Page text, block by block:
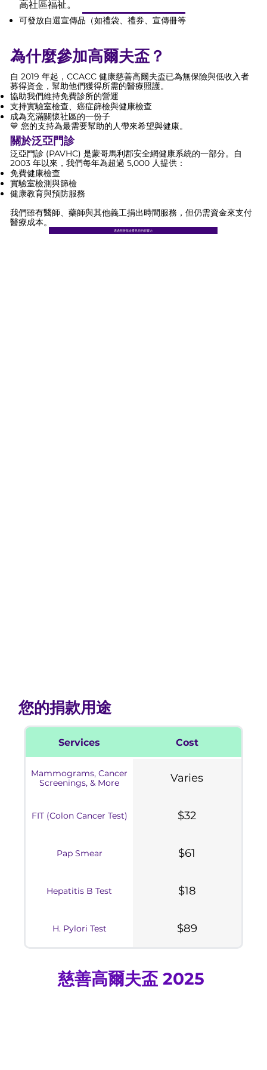
高社區福祉。
可發放自選宣傳品（如禮袋、禮券、宣傳冊等
為什麼參加高爾夫盃？
自 2019 年起，CCACC 健康慈善高爾夫盃已為無保險與低收入者
募得資金，幫助他們獲得所需的醫療照護。
協助我們維持免費診所的營運
支持實驗室檢查、癌症篩檢與健康檢查
成為充滿關懷社區的一份子
💙 您的支持為最需要幫助的人帶來希望與健康。
關於泛亞門診
泛亞門診 (PAVHC) 是蒙哥馬利郡安全網健康系統的一部分。自
2003 年以來，我們每年為超過 5,000 人提供：
免費健康檢查
實驗室檢測與篩檢
健康教育與預防服務
我們雖有醫師、藥師與其他義工捐出時間服務，但仍需資金來支付
醫療成本。
透過慈善基金看見您的影響力
您的捐款用途
Services Cost
Mammograms, Cancer
Screenings, & More
Varies
FIT (Colon Cancer Test) $32
Pap Smear $61
Hepatitis B Test $18
H. Pylori Test $89
慈善高爾夫盃 2025